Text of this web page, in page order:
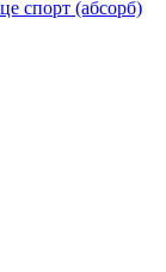
спорт (абсорб)